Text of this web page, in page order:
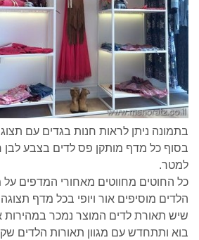
בתמונה ניתן לראות חנות בגדים עם
למטר.
כל החוטים מחווטים מאחורי המדפים על
הלדים מוסיפים אור ויופי בכל מדף
שיש תאורת לדים המוצר נמכר במהירות
בוא ותתחדש עם מגוון תאורות הלדים